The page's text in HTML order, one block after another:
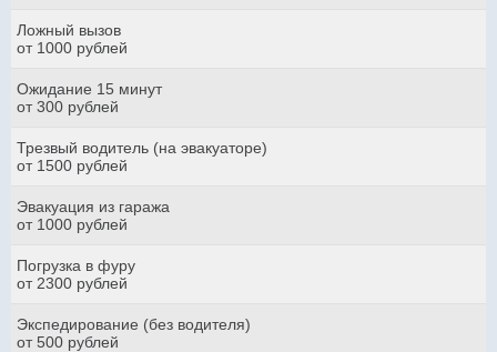
Ложный вызов
от 1000 рублей
Ожидание 15 минут
от 300 рублей
Трезвый водитель (на эвакуаторе)
от 1500 рублей
Эвакуация из гаража
от 1000 рублей
Погрузка в фуру
от 2300 рублей
Экспедирование (без водителя)
от 500 рублей